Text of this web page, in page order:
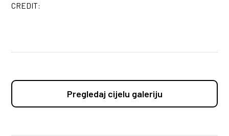
CREDIT:
Pregledaj cijelu galeriju